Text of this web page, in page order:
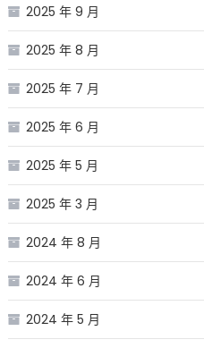
2025 年 9 月
2025 年 8 月
2025 年 7 月
2025 年 6 月
2025 年 5 月
2025 年 3 月
2024 年 8 月
2024 年 6 月
2024 年 5 月